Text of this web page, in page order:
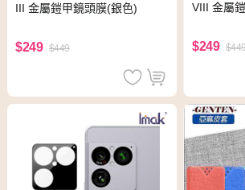
III 金屬鎧甲鏡頭膜(銀色)
$249 $449
VIII 金屬
$249